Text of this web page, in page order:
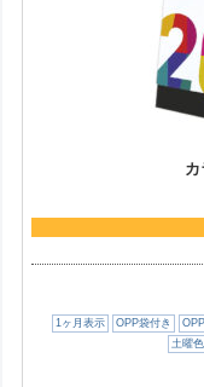
1ヶ月表示 OPP袋付き
土曜